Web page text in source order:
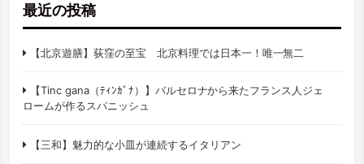
最近の投稿
【北京遊膳】荻窪の至宝 北京料理では日本一！唯一無二
【Tinc gana（ﾃｨﾝｶﾞﾅ）】バルセロナから来たフランス人ジェ
ロームが作るスパニッシュ
【三和】魅力的な小皿が連続するイタリアン